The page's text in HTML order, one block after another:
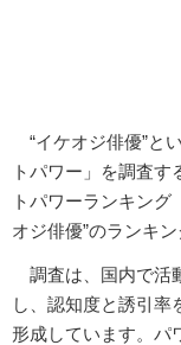
“イケオジ俳優”と
トパワー」を調査
トパワーランキン
オジ俳優”のランキ
調査は、国内で活
し、認知度と誘引率
形成しています。パ